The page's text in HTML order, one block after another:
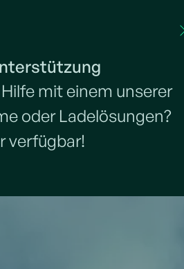
Stellenangebote
mit einem unserer
oder Ladelösungen?
verfügbar!